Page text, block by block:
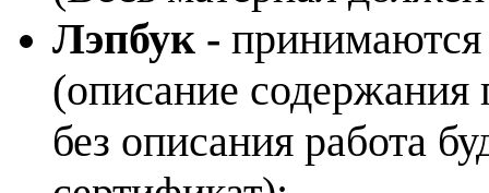
Лэпбук - принимаются
(описание содержания
без описания работа